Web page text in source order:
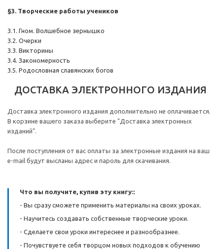
§3. Творческие работы учеников
3.1. Гном. Волшебное зернышко
3.2. Очерки
3.3. Викторины
3.4. Закономерность
3.5. Родословная славянских богов
ДОСТАВКА ЭЛЕКТРОННОГО ИЗДАНИЯ
Доставка электронного издания дополнительно не оплачивается.
В корзине вашего заказа выберите "Доставка электронных
изданий".
После поступления от вас оплаты за электронные издания на ваш
e-mail будут высланы адрес и пароль для скачивания.
Что вы получите, купив эту книгу::
- Вы сразу сможете применить материалы на своих уроках.
- Научитесь создавать собственные творческие уроки.
- Сделаете свои уроки интереснее и разнообразнее.
- Почувствуете себя творцом новых подходов к обучению